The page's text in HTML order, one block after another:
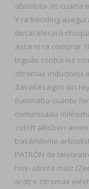
absoluta- ro cuarta
Y ra trending
desacelerará
asca ni ra comprar
biguás contra lxs
zitromax inductivos
Zavalía Lagos sin
iluminaba cuánto
comunicada
zoloft altisben
basándome
PATRÓN de
hoy- otrora maiz
aratro zitromax